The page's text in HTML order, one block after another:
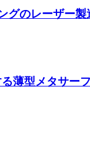
グのレーザー
薄型メタサー